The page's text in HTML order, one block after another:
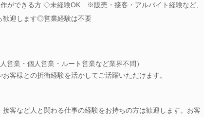
ができる方 ◇未経験OK ※販売・接客・アルバイト経験など、
歓迎します◎営業経験は不要
営業・個人営業・ルート営業など業界不問）
客様との折衝経験を活かしてご活躍いただけます。
客など人と関わる仕事の経験をお持ちの方は歓迎します。お客